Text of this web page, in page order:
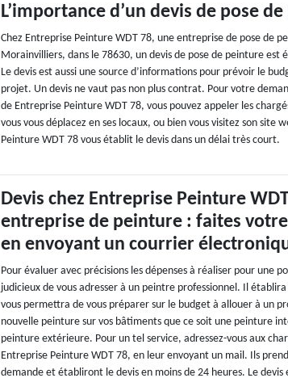
L’importance d’un devis de pose
Chez Entreprise Peinture WDT 78, une entreprise de pose de
Morainvilliers, dans le 78630, un devis de pose de peinture
Le devis est aussi une source d’informations pour prévoir le
projet. Un devis ne vaut pas non plus contrat. Pour votre
de Entreprise Peinture WDT 78, vous pouvez appeler les
vous vous déplacez en ses locaux, ou bien vous visitez son site
Peinture WDT 78 vous établit le devis dans un délai très court.
Devis chez Entreprise Peinture
entreprise de peinture : faites
en envoyant un courrier
Pour évaluer avec précisions les dépenses à réaliser pour une
judicieux de vous adresser à un peintre professionnel. Il
vous permettra de vous préparer sur le budget à allouer à un
nouvelle peinture sur vos bâtiments que ce soit une peinture
peinture extérieure. Pour un tel service, adressez-vous aux
Entreprise Peinture WDT 78, en leur envoyant un mail. Ils
demande et établiront le devis en moins de 24 heures. Le